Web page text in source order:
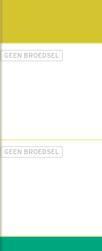
GEEN BROEDSEL
GEEN BROEDSEL